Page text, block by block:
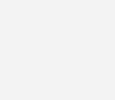
Anzahl der Umlenkungen
der Abwasserleitung
Im Grundsatz gilt:
Anwendung der